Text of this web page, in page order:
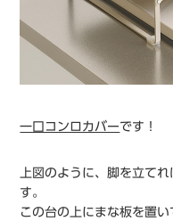
一口コンロカバーです！
上図のように、脚を立て
す。
この台の上にまな板を置